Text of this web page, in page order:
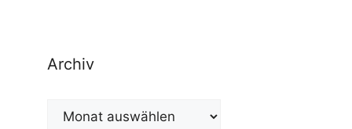
Archiv
Archiv